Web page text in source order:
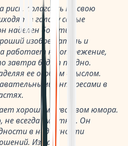
полагаясь на свою
в голову самые
наделен богатым
изобретатель и
работает на опережение,
завтра будет поздно.
ее особым смыслом.
интересами в
хорошим чувством юмора.
не всегда уместны. Он
в надежности
Из-за